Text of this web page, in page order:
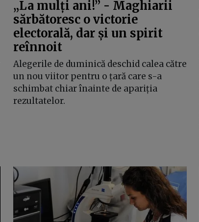
„La mulți ani!” - Maghiarii
sărbătoresc o victorie
electorală, dar și un spirit
reînnoit
Alegerile de duminică deschid calea către
un nou viitor pentru o țară care s-a
schimbat chiar înainte de apariția
rezultatelor.